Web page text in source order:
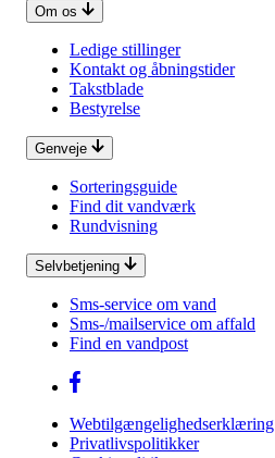
Om os
Ledige stillinger
Kontakt og åbningstider
Takstblade
Bestyrelse
Genveje
Sorteringsguide
Find dit vandværk
Rundvisning
Selvbetjening
Sms-service om vand
Sms-/mailservice om affald
Find en vandpost
Webtilgængelighedserklæring
Privatlivspolitikker